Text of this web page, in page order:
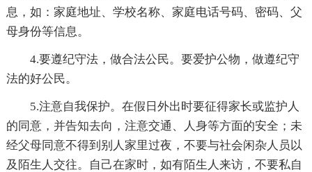
息，如：家庭地址、学校名称、家庭电话号码、密码、父
母身份等信息。
4.要遵纪守法，做合法公民。要爱护公物，做遵纪守
法的好公民。
5.注意自我保护。在假日外出时要征得家长或监护人
的同意，并告知去向，注意交通、人身等方面的安全；未
经父母同意不得到别人家里过夜，不要与社会闲杂人员以
及陌生人交往。自己在家时，如有陌生人来访，不要私自